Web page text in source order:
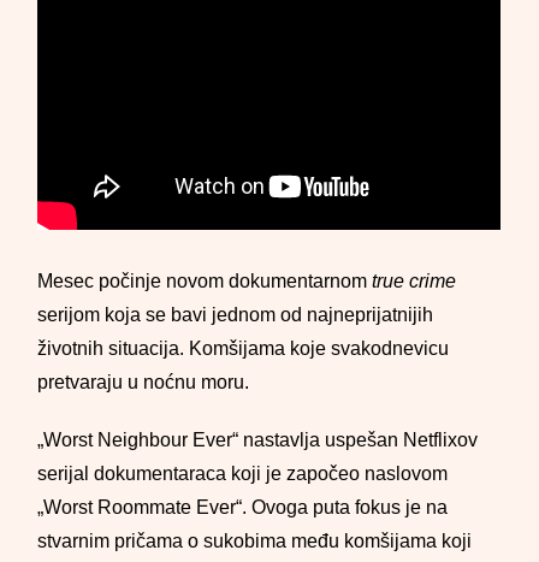
Mesec počinje novom dokumentarnomtrue crime
serijom koja se bavi jednom od najneprijatnijih
životnih situacija. Komšijama koje svakodnevicu
pretvaraju u noćnu moru.
„Worst Neighbour Ever“ nastavlja uspešan Netflixov
serijal dokumentaraca koji je započeo naslovom
„Worst Roommate Ever“. Ovoga puta fokus je na
stvarnim pričama o sukobima među komšijama koji